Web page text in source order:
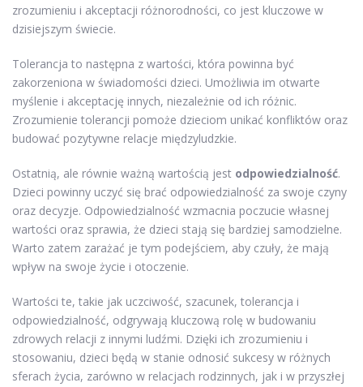
zrozumieniu i akceptacji różnorodności, co jest kluczowe w
dzisiejszym świecie.
Tolerancja to następna z wartości, która powinna być
zakorzeniona w świadomości dzieci. Umożliwia im otwarte
myślenie i akceptację innych, niezależnie od ich różnic.
Zrozumienie tolerancji pomoże dzieciom unikać konfliktów oraz
budować pozytywne relacje międzyludzkie.
Ostatnią, ale równie ważną wartością jest odpowiedzialność.
Dzieci powinny uczyć się brać odpowiedzialność za swoje czyny
oraz decyzje. Odpowiedzialność wzmacnia poczucie własnej
wartości oraz sprawia, że dzieci stają się bardziej samodzielne.
Warto zatem zarażać je tym podejściem, aby czuły, że mają
wpływ na swoje życie i otoczenie.
Wartości te, takie jak uczciwość, szacunek, tolerancja i
odpowiedzialność, odgrywają kluczową rolę w budowaniu
zdrowych relacji z innymi ludźmi. Dzięki ich zrozumieniu i
stosowaniu, dzieci będą w stanie odnosić sukcesy w różnych
sferach życia, zarówno w relacjach rodzinnych, jak i w przyszłej